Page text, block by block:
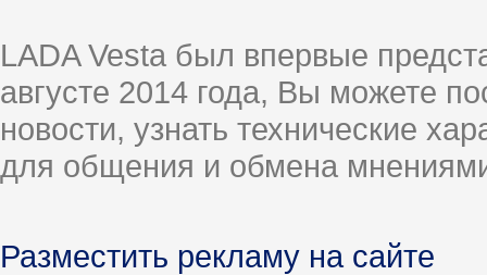
LADA Vesta был впервые
августе 2014 года, Вы можете
новости, узнать технические
для общения и обмена
Разместить рекламу на сайте